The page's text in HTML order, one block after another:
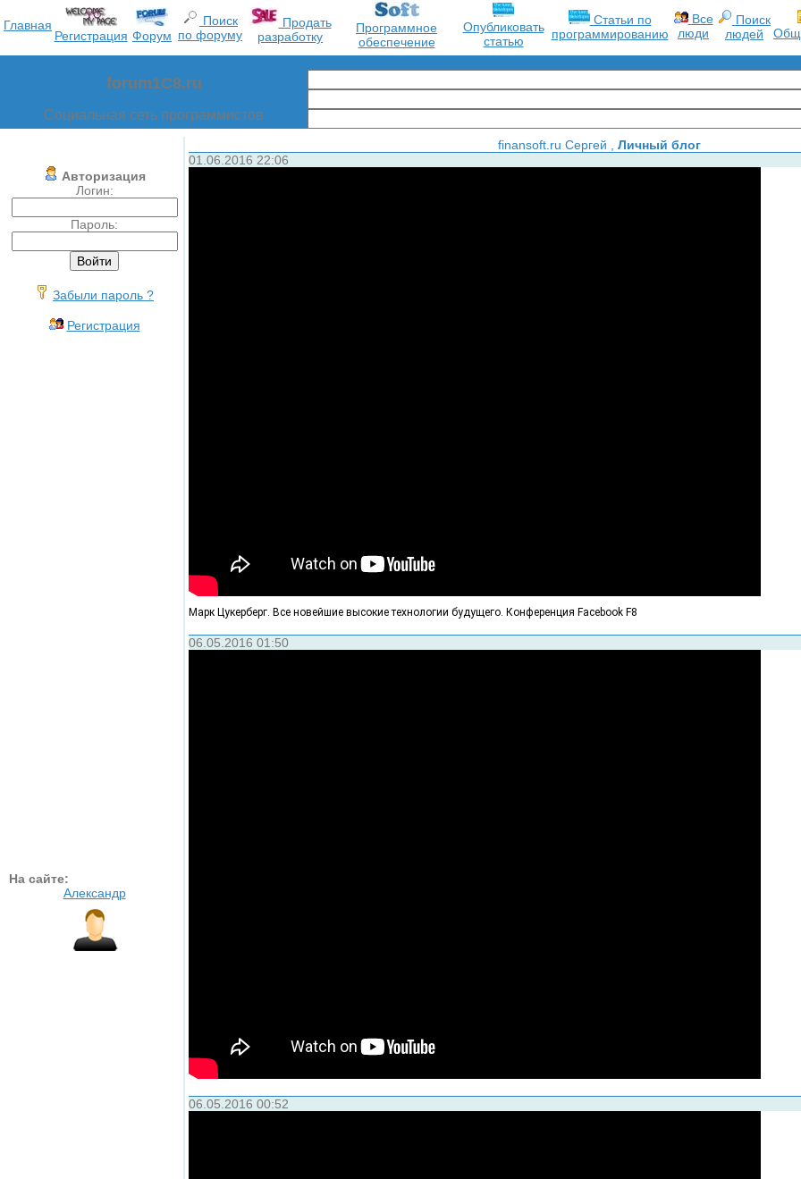
Главная
Регистрация Форум
Поиск
по форуму
Продать
разработку
Программное
обеспечение
Опубликовать
статью
Статьи по
программированию
Все
люди
Поиск
людей
forum1C8.ru
Социальная сеть программистов
Авторизация
Логин:
Пароль:
Забыли пароль ?
Регистрация
На сайте:
Александр
finansoft.ru Сергей , Личный блог
01.06.2016 22:06
Марк Цукерберг. Все новейшие высокие технологии будущего. Конференция Facebook F8
06.05.2016 01:50
06.05.2016 00:52